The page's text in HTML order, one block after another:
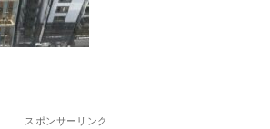
スポンサーリンク